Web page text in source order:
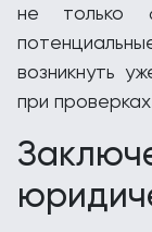
не только
возникнуть
при